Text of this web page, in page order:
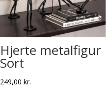
Hjerte metalfigur
Sort
249,00 kr.